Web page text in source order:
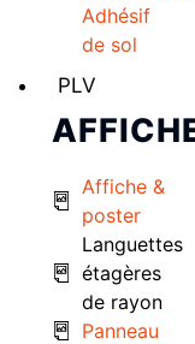
Adhésif
de sol
PLV
Affiche &
poster
Languettes
étagères
de rayon
Panneau